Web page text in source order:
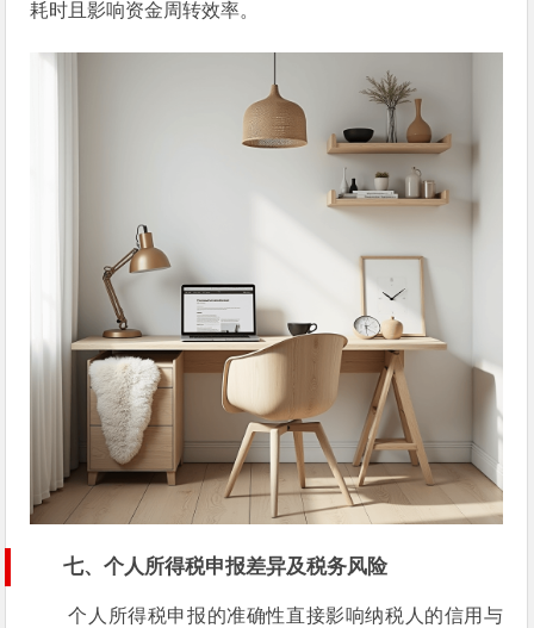
耗时且影响资金周转效率。
七、个人所得税申报差异及税务风险
个人所得税申报的准确性直接影响纳税人的信用与